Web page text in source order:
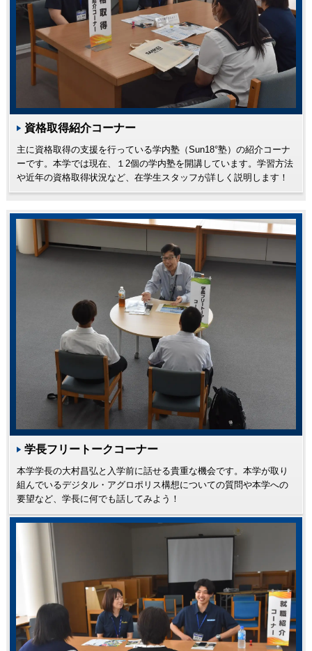
資格取得紹介コーナー
主に資格取得の支援を行っている学内塾（Sun18°塾）の紹介コーナ
ーです。本学では現在、１2個の学内塾を開講しています。学習方法
や近年の資格取得状況など、在学生スタッフが詳しく説明します！
学長フリートークコーナー
本学学長の大村昌弘と入学前に話せる貴重な機会です。本学が取り
組んでいるデジタル・アグロポリス構想についての質問や本学への
要望など、学長に何でも話してみよう！